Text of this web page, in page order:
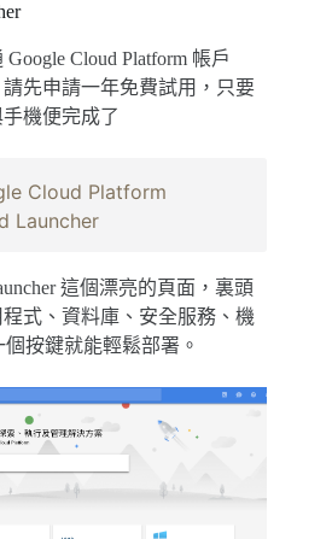
Cloud Platform 帳戶
先申請一年免費試用，只要
機便完成了
Cloud Platform
Launcher
這個漂亮的頁面，裏頭
式、資料庫、安全服務、機
按鍵就能輕鬆部署。